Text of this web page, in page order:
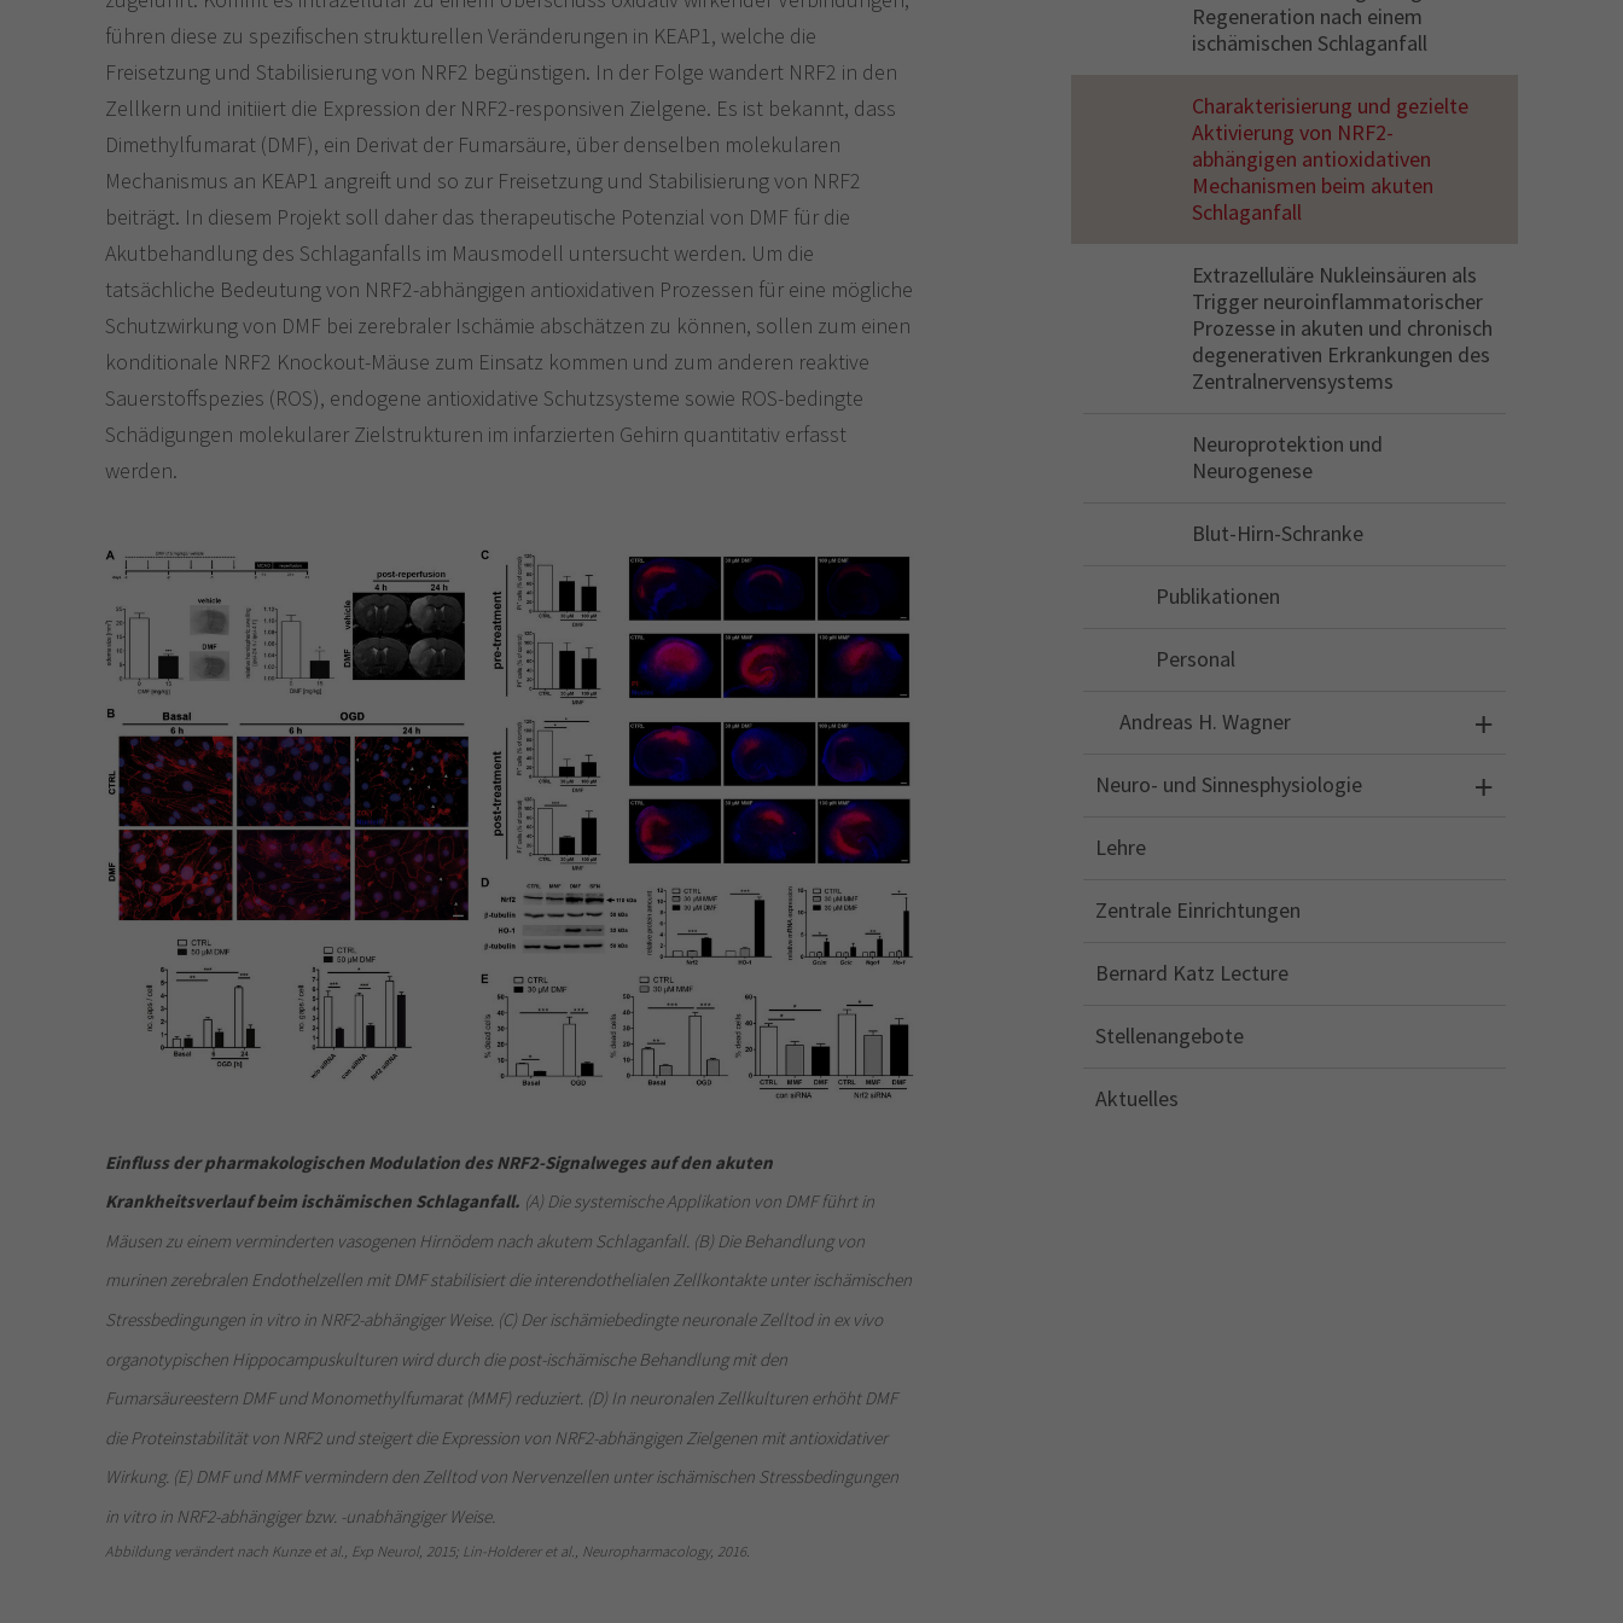
führen diese zu spezifischen strukturellen Veränderungen in KEAP1, welche die
Freisetzung und Stabilisierung von NRF2 begünstigen. In der Folge wandert NRF2 in den
Zellkern und initiiert die Expression der NRF2-responsiven Zielgene. Es ist bekannt, dass
Dimethylfumarat (DMF), ein Derivat der Fumarsäure, über denselben molekularen
Mechanismus an KEAP1 angreift und so zur Freisetzung und Stabilisierung von NRF2
beiträgt. In diesem Projekt soll daher das therapeutische Potenzial von DMF für die
Akutbehandlung des Schlaganfalls im Mausmodell untersucht werden. Um die
tatsächliche Bedeutung von NRF2-abhängigen antioxidativen Prozessen für eine mögliche
Schutzwirkung von DMF bei zerebraler Ischämie abschätzen zu können, sollen zum einen
konditionale NRF2 Knockout-Mäuse zum Einsatz kommen und zum anderen reaktive
Sauerstoffspezies (ROS), endogene antioxidative Schutzsysteme sowie ROS-bedingte
Schädigungen molekularer Zielstrukturen im infarzierten Gehirn quantitativ erfasst
werden.
Einfluss der pharmakologischen Modulation des NRF2-Signalweges auf den akuten
Krankheitsverlauf beim ischämischen Schlaganfall. (A) Die systemische Applikation von DMF führt in
Mäusen zu einem verminderten vasogenen Hirnödem nach akutem Schlaganfall. (B) Die Behandlung von
murinen zerebralen Endothelzellen mit DMF stabilisiert die interendothelialen Zellkontakte unter ischämischen
Stressbedingungen in vitro in NRF2-abhängiger Weise. (C) Der ischämiebedingte neuronale Zelltod in ex vivo
organotypischen Hippocampuskulturen wird durch die post-ischämische Behandlung mit den
Fumarsäureestern DMF und Monomethylfumarat (MMF) reduziert. (D) In neuronalen Zellkulturen erhöht DMF
die Proteinstabilität von NRF2 und steigert die Expression von NRF2-abhängigen Zielgenen mit antioxidativer
Wirkung. (E) DMF und MMF vermindern den Zelltod von Nervenzellen unter ischämischen Stressbedingungen
in vitro in NRF2-abhängiger bzw. -unabhängiger Weise.
Abbildung verändert nach Kunze et al., Exp Neurol, 2015; Lin-Holderer et al., Neuropharmacology, 2016.
Regeneration nach einem
ischämischen Schlaganfall
Charakterisierung und gezielte
Aktivierung von NRF2-
abhängigen antioxidativen
Mechanismen beim akuten
Schlaganfall
Extrazelluläre Nukleinsäuren als
Trigger neuroinflammatorischer
Prozesse in akuten und chronisch
degenerativen Erkrankungen des
Zentralnervensystems
Neuroprotektion und
Neurogenese
Blut-Hirn-Schranke
Publikationen
Personal
Andreas H. Wagner
Neuro- und Sinnesphysiologie
Lehre
Zentrale Einrichtungen
Bernard Katz Lecture
Stellenangebote
Aktuelles